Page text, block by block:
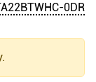
0DR